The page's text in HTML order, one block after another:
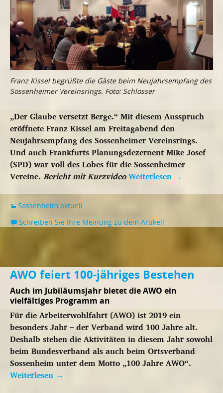
Franz Kissel begrüßte die Gäste beim Neujahrsempfang des
Sossenheimer Vereinsrings. Foto: Schlosser
„Der Glaube versetzt Berge.“ Mit diesem Ausspruch
eröffnete Franz Kissel am Freitagabend den
Neujahrsempfang des Sossenheimer Vereinsrings.
Und auch Frankfurts Planungsdezernent Mike Josef
(SPD) war voll des Lobes für die Sossenheimer
Vereine. Bericht mit KurzvideoWeiterlesen →
Sossenheim aktuell
Schreiben Sie Ihre Meinung zu dem Artikel!
AWO feiert 100-jähriges Bestehen
Auch im Jubiläumsjahr bietet die AWO ein
vielfältiges Programm an
Für die Arbeiterwohlfahrt (AWO) ist 2019 ein
besonders Jahr – der Verband wird 100 Jahre alt.
Deshalb stehen die Aktivitäten in diesem Jahr sowohl
beim Bundesverband als auch beim Ortsverband
Sossenheim unter dem Motto „100 Jahre AWO“.
Weiterlesen →